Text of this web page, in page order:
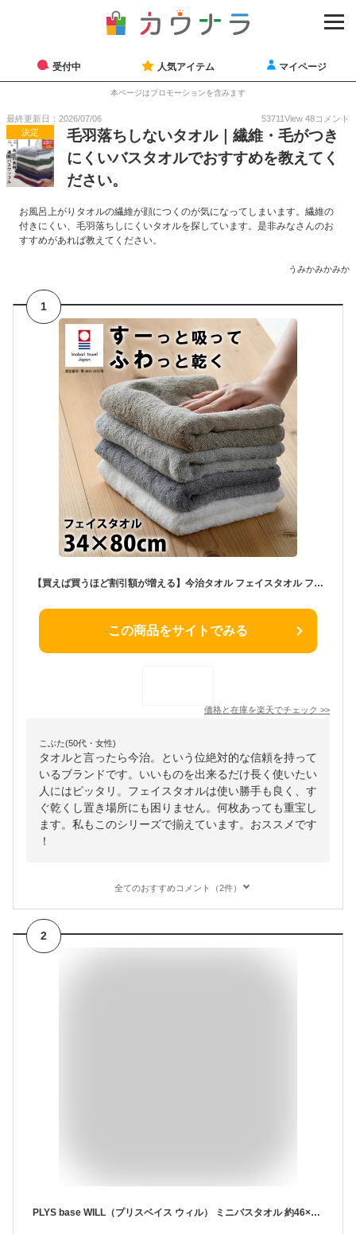
受付中 人気アイテム マイページ
本ページはプロモーションを含みます
最終更新日：2026/07/06 53711View 48コメント
決定
毛羽落ちしないタオル｜繊維・毛がつき
にくいバスタオルでおすすめを教えてく
ださい。
お風呂上がりタオルの繊維が顔につくのが気になってしまいます。繊維の
付きにくい、毛羽落ちしにくいタオルを探しています。是非みなさんのお
すすめがあれば教えてください。
うみかみかみか
1
【買えば買うほど割引額が増える】今治タオル フェイスタオル フェイス 速乾 今治 速乾タオル 吸水 日本製 薄手 収納 ふんわり 収納 部屋干し タオル「ふわふわ 今治 フェイスタオル 34×80cm」
この商品をサイトでみる
価格と在庫を楽天でチェック >>
こぶた(50代・女性)
タオルと言ったら今治。という位絶対的な信頼を持って
いるブランドです。いいものを出来るだけ長く使いたい
人にはピッタリ。フェイスタオルは使い勝手も良く、す
ぐ乾くし置き場所にも困りません。何枚あっても重宝し
ます。私もこのシリーズで揃えています。おススメです
！
全てのおすすめコメント（2件）
2
PLYS base WILL（プリスベイス ウィル） ミニバスタオル 約46×110cm タオル バスタオル 今治 ギフト 収納 速乾 吸水 ふわふわ 毛羽落ちしない 綿 コットン シンプル 日本製 おしゃれ かわいい おすすめ プレゼント グリーン ピンク